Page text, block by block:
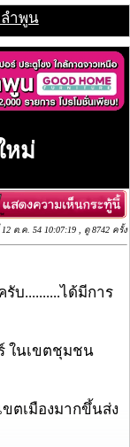
ลำพูน
หม่
ต.ค. 54 10:07:19 , ดู 8742 ครั้ง
บ..........ได้มีการ
ในเขตชุมชน
ตเมืองมากขึ้นส่ง